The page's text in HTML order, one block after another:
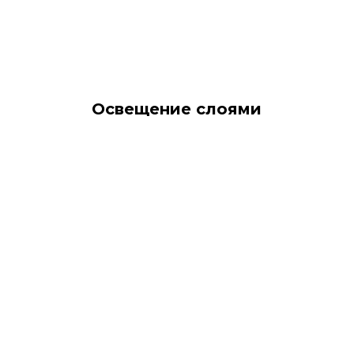
Освещение слоями